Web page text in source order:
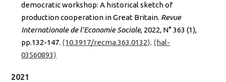
democratic workshop: A historical sketch of
production cooperation in Great Britain. Revue
Internationale de l'Economie Sociale, 2022, N° 363 (1),
pp.132-147. ⟨10.3917/recma.363.0132⟩. ⟨hal-
03560893⟩
2021